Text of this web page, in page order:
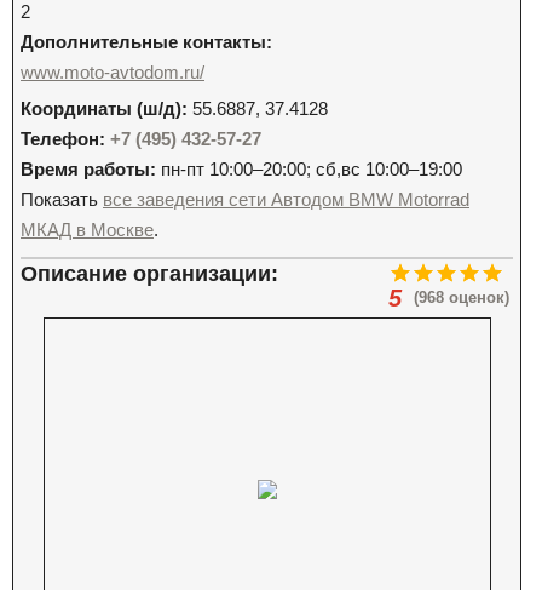
2
Дополнительные контакты:
www.moto-avtodom.ru/
Координаты (ш/д): 55.6887, 37.4128
Телефон: +7 (495) 432-57-27
Время работы: пн-пт 10:00–20:00; сб,вс 10:00–19:00
Показать все заведения сети Автодом BMW Motorrad
МКАД в Москве.
(968 оценок)
5
Описание организации: